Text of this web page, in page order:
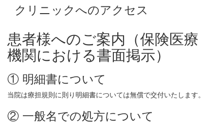
クリニックへのアクセス
患者様へのご案内 （保険医療
機関における書面掲示）
① 明細書について
当院は療担規則に則り明細書については無償で交付いたします。
② 一般名での処方について